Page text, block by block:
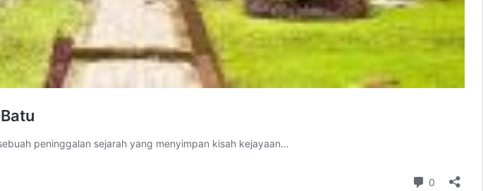
peninggalan sejarah yang menyimpan kisah kejayaan…
0 Komentar